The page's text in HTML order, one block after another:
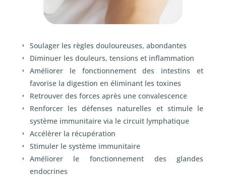
Soulager les règles douloureuses, abondantes
Diminuer les douleurs, tensions et inflammation
Améliorer le fonctionnement des intestins et
favorise la digestion en éliminant les toxines
Retrouver des forces après une convalescence
Renforcer les défenses naturelles et stimule le
système immunitaire via le circuit lymphatique
Accélèrer la récupération
Stimuler le système immunitaire
Améliorer le fonctionnement des glandes
endocrines